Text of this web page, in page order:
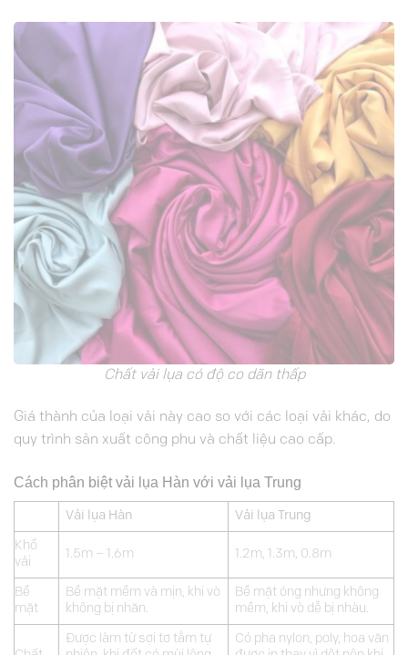
Chất vải lụa có độ co dãn thấp
Giá thành của loại vải này cao so với các loại vải khác, do
quy trình sản xuất công phu và chất liệu cao cấp.
Cách phân biệt vải lụa Hàn với vải lụa Trung
Vải lụa Hàn Vải lụa Trung
Khổ
vải
1.5m – 1.6m 1.2m, 1.3m, 0.8m
Bề
mặt
Bề mặt mềm và mịn, khi vò
không bị nhăn.
Bề mặt óng nhưng không
mềm, khi vò dễ bị nhàu.
Được làm từ sợi tơ tằm tự
Có pha nylon, poly, hoa văn